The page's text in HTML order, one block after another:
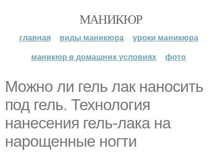
МАНИКЮР
главная виды маникюра
уроки маникюра
маникюр в домашних условиях
фото
Можно ли гель лак наносить
под гель. Технология
нанесения гель-лака на
нарощенные ногти